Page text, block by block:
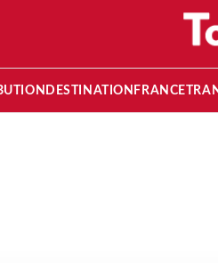
DESTINATION FRANCE